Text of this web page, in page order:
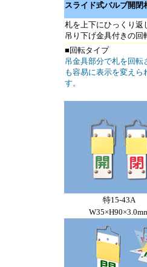
スライド式バルブ開閉
札を上下にひっくり返
吊り下げ金具付きの回
■回転タイプ
吊金具部分で札を回転
も容易に表示を変え
す。
特15-43A